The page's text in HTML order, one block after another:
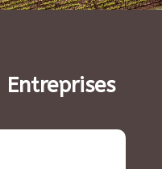
Entreprises